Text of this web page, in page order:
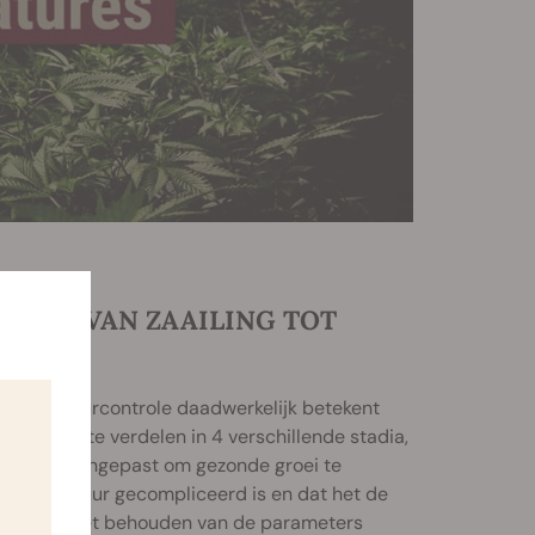
VAN ZAAILING TOT
daadwerkelijk betekent
planten te verdelen in 4 verschillende stadia,
aangepast om gezonde groei te
gecompliceerd is en dat het de
over het behouden van de parameters